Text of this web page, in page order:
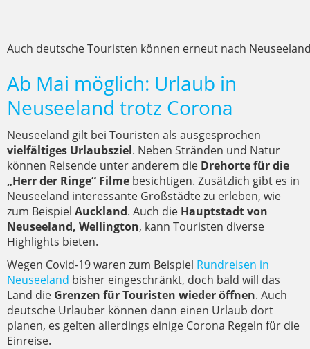
Auch deutsche Touristen können erneut nach
Ab Mai möglich: Urlaub in
Neuseeland trotz Corona
Neuseeland gilt bei Touristen als ausgesprochen
vielfältiges Urlaubsziel. Neben Stränden und Natur
können Reisende unter anderem die Drehorte für die
„Herr der Ringe“ Filme besichtigen. Zusätzlich gibt es in
Neuseeland interessante Großstädte zu erleben, wie
zum Beispiel Auckland. Auch die Hauptstadt von
Neuseeland, Wellington, kann Touristen diverse
Highlights bieten.
Wegen Covid-19 waren zum Beispiel Rundreisen in
Neuseeland bisher eingeschränkt, doch bald will das
Land die Grenzen für Touristen wieder öffnen. Auch
deutsche Urlauber können dann einen Urlaub dort
planen, es gelten allerdings einige Corona Regeln für die
Einreise.